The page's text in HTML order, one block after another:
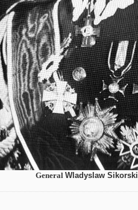
General Wladyslaw Sikorski